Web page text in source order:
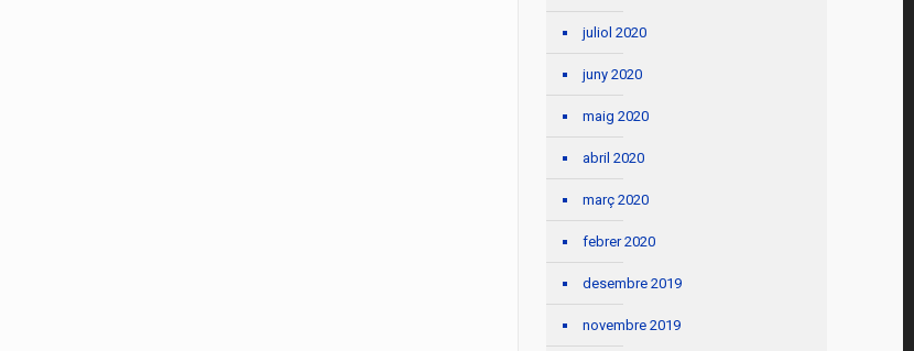
juliol 2020
juny 2020
maig 2020
abril 2020
març 2020
febrer 2020
desembre 2019
novembre 2019